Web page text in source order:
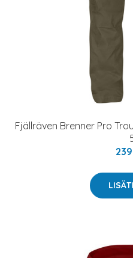
Fjällräven Brenner Pro